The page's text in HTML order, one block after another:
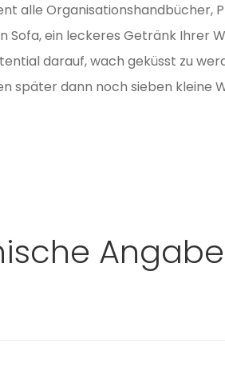
alle Organisationshandbücher,
Sofa, ein leckeres Getränk
darauf, wach geküsst zu
später dann noch sieben kleine